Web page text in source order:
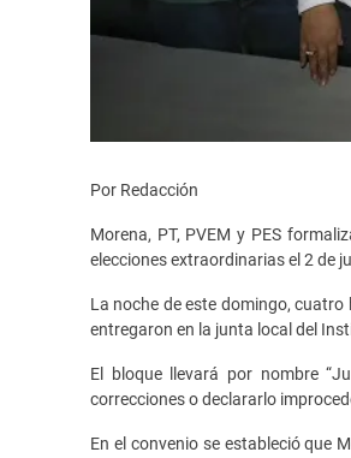
Por Redacción
Morena, PT, PVEM y PES
elecciones extraordinarias el 2 de
La noche de este domingo,
entregaron en la junta local del
El bloque llevará por nombre
correcciones o declararlo
En el convenio se estableció que